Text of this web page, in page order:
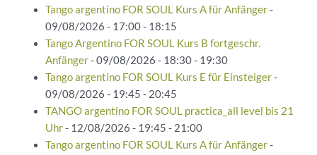
Tango argentino FOR SOUL Kurs A für Anfänger-
09/08/2026 - 17:00 - 18:15
Tango Argentino FOR SOUL Kurs B fortgeschr.
Anfänger- 09/08/2026 - 18:30 - 19:30
Tango argentino FOR SOUL Kurs E für Einsteiger-
09/08/2026 - 19:45 - 20:45
TANGO argentino FOR SOUL practica_all level bis 21
Uhr- 12/08/2026 - 19:45 - 21:00
Tango argentino FOR SOUL Kurs A für Anfänger-